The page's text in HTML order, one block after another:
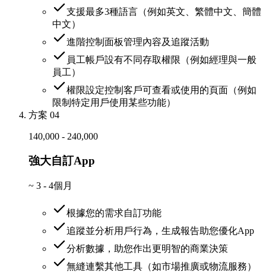
支援最多3種語言（例如英文、繁體中文、簡體
中文）
進階控制面板管理內容及追蹤活動
員工帳戶設有不同存取權限（例如經理與一般
員工）
權限設定控制客戶可查看或使用的頁面（例如
限制特定用戶使用某些功能）
方案 04
140,000 - 240,000
強大自訂App
~ 3 - 4個月
根據您的需求自訂功能
追蹤並分析用戶行為，生成報告助您優化App
分析數據，助您作出更明智的商業決策
無縫連繫其他工具（如市場推廣或物流服務）